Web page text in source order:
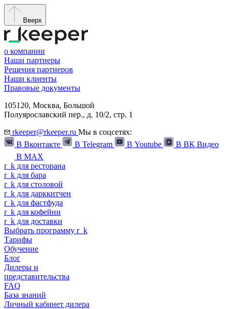
Вверх
о компании
Наши партнеры
Решения партнеров
Наши клиенты
Правовые документы
105120, Москва, Большой
Полуярославский пер., д. 10/2, стр. 1
rkeeper@rkeeper.ru Мы в соцсетях:
В Вконтакте
В Telegram В Youtube
В ВК Видео
В MAX
r_ k для ресторана
r_ k для бара
r_ k для столовой
r_ k для дарккитчен
r_ k для фастфуда
r_ k для кофейни
r_ k для доставки
Выбрать программу r_ k
Тарифы
Обучение
Блог
Дилеры и
представительства
FAQ
База знаний
Личный кабинет дилера